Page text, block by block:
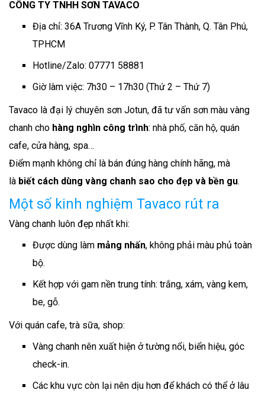
CÔNG TY TNHH SƠN TAVACO
Địa chỉ: 36A Trương Vĩnh Ký, P. Tân Thành, Q. Tân Phú,
TPHCM
Hotline/Zalo: 07771 58881
Giờ làm việc: 7h30 – 17h30 (Thứ 2 – Thứ 7)
Tavaco là đại lý chuyên sơn Jotun, đã tư vấn sơn màu vàng
chanh cho hàng nghìn công trình: nhà phố, căn hộ, quán
cafe, cửa hàng, spa…
Điểm mạnh không chỉ là bán đúng hàng chính hãng, mà
là biết cách dùng vàng chanh sao cho đẹp và bền gu.
Một số kinh nghiệm Tavaco rút ra
Vàng chanh luôn đẹp nhất khi:
Được dùng làm mảng nhấn, không phải màu phủ toàn
bộ.
Kết hợp với gam nền trung tính: trắng, xám, vàng kem,
be, gỗ.
Với quán cafe, trà sữa, shop:
Vàng chanh nên xuất hiện ở tường nổi, biển hiệu, góc
check-in.
Các khu vực còn lại nên dịu hơn để khách có thể ở lâu